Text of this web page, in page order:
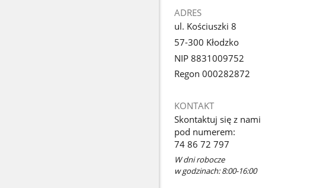
ADRES
ul. Kościuszki 8
57-300 Kłodzko
NIP 8831009752
Regon 000282872
KONTAKT
Skontaktuj się z nami
pod numerem:
74 86 72 797
W dni robocze
w godzinach: 8:00-16:00